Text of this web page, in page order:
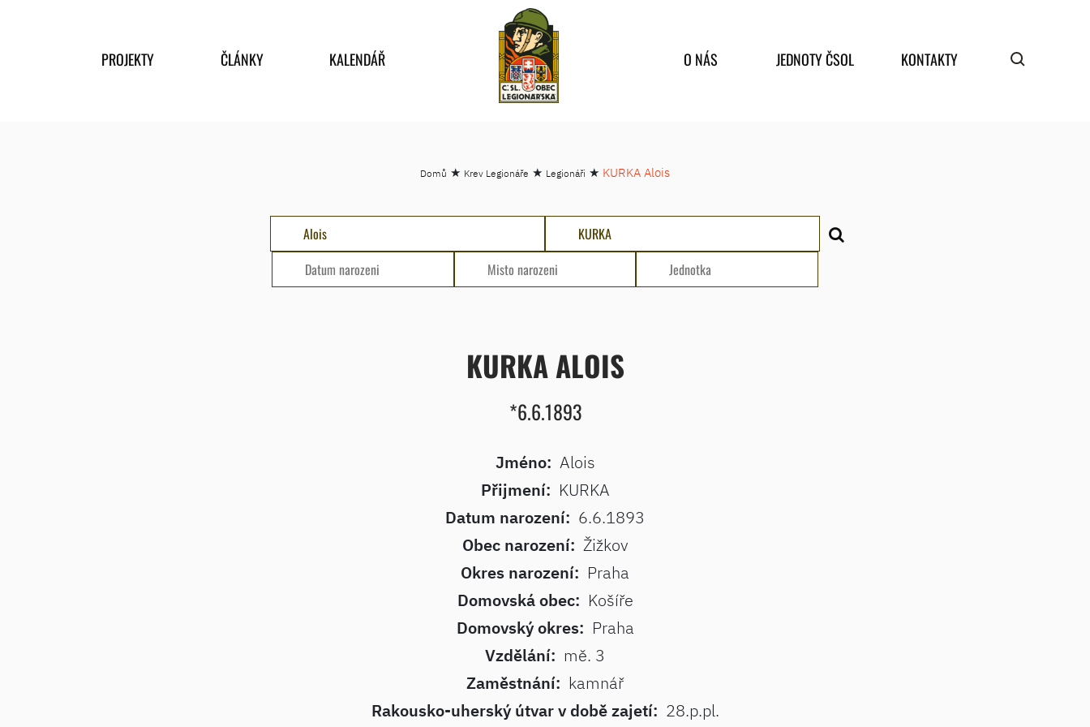
PROJEKTY ČLÁNKY KALENDÁŘ O NÁS JEDNOTY ČSOL KONTAKTY
Domů ★ Krev Legionáře ★ Legionáři ★ KURKA Alois
KURKA ALOIS
*6.6.1893
Jméno: Alois
Přijmení: KURKA
Datum narození: 6.6.1893
Obec narození: Žižkov
Okres narození: Praha
Domovská obec: Košíře
Domovský okres: Praha
Vzdělání: mě. 3
Zaměstnání: kamnář
Rakousko-uherský útvar v době zajetí: 28.p.pl.